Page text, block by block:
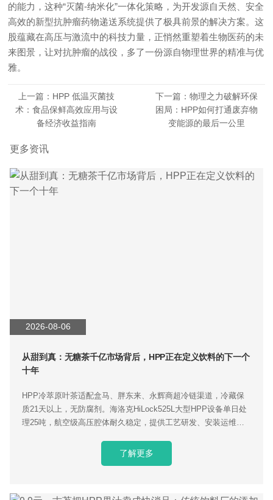
的能力，这种“灭菌-纳米化”一体化策略，为开发源自天然、安全
高效的新型抗肿瘤药物递送系统提供了极具前景的解决方案。这
股蕴藏在高压与激流中的科技力量，正悄然重塑着生物医药的未
来图景，让对抗肿瘤的战役，多了一份源自物理世界的精准与优
雅。
上一篇：HPP 低温灭菌技
术：食品保鲜高效应用与设
备经济收益指南
下一篇：物理之力破解环保
困局：HPP如何打通废弃物
变能源的最后一公里
更多资讯
2026-08-06
从甜到真：无糖茶千亿市场背后，HPP正在定义饮料的下一个
十年
HPP冷萃原叶茶适配盒马、胖东来、永辉商超冷链渠道，冷藏保
质21天以上，无防腐剂。海洛克HiLock525L大型HPP设备单日处
理25吨，航空级高压腔体耐久稳定，提供工艺研发、安装运维交
了解更多